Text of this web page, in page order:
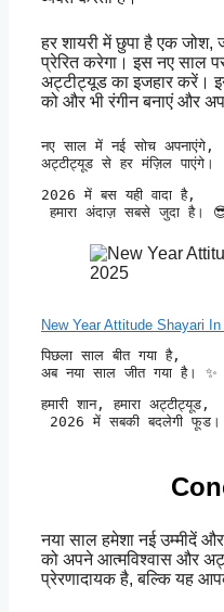
हर शायरी में छुपा है एक
प्रेरित करेगा। इस नए साल
अट्टीट्यूड का इजहार करें।
को और भी रंगीन बनाएं और
नए साल में नई सोच अपनाएंगे,
अट्टीट्यूड से हर मंज़िल पाएंगे।
2026 में बस यही वादा है,
हमारा अंदाज़ सबसे जुदा है।
New Year Attitude Shayari
पिछला साल बीत गया है,
अब नया साल जीत गया है। ✨
हमारी शान, हमारा अट्टीट्यूड,
2026 में सबकी बदलेगी
नया साल हमेशा नई उम्मीदें
को अपने आत्मविश्वास और
प्रेरणादायक है, बल्कि यह